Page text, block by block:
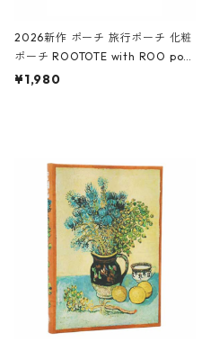
2026新作 ポーチ 旅行ポーチ 化粧
ポーチ ROOTOTE with ROO pou
ch 3532 ルートート WR.ポーチ.ラ
¥1,980